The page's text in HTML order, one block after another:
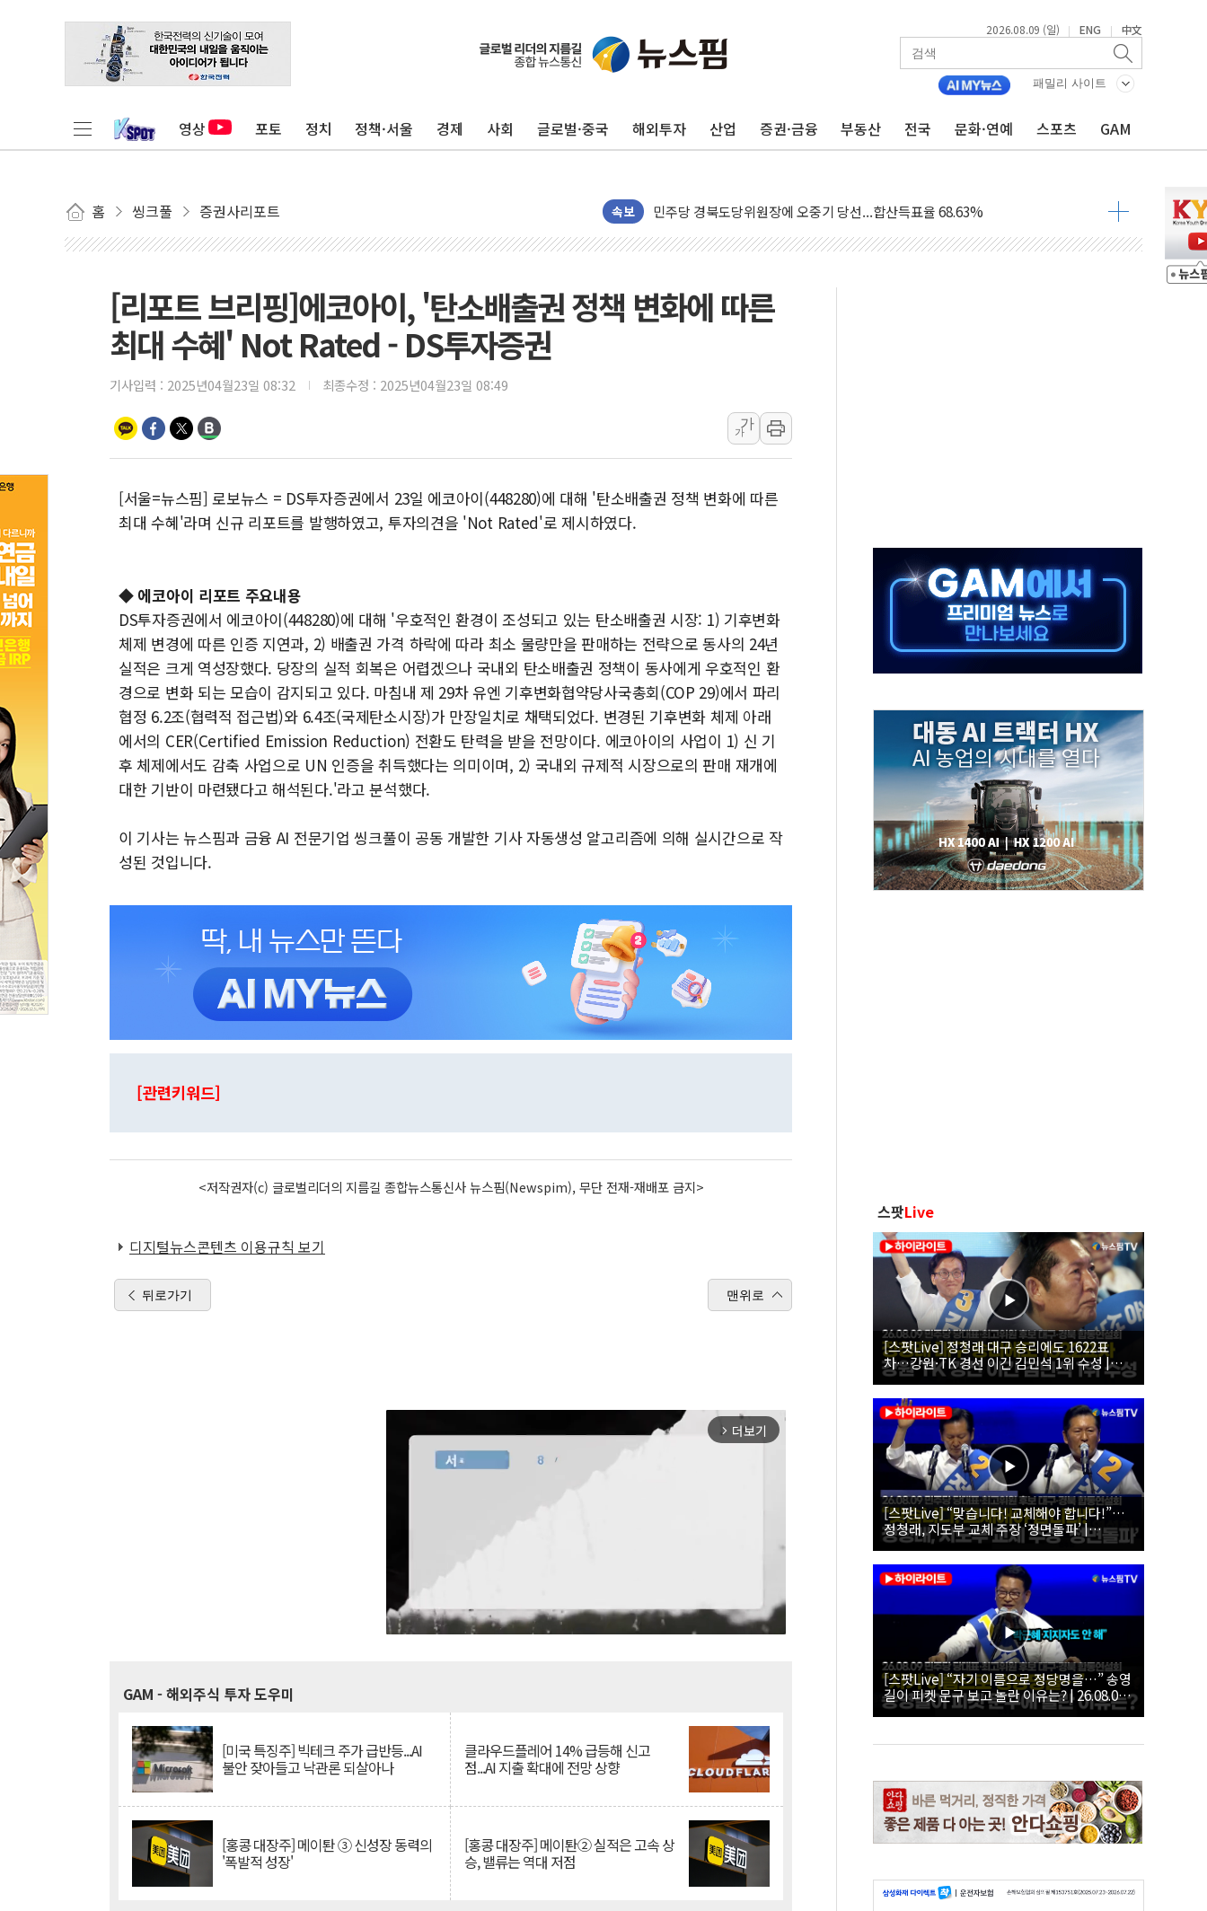
2026.08.09 (일) | ENG | 中文
패밀리 사이트
영상 포토 정치 정책·서울 경제 사회 글로벌·중국 해외투자 산업 증권·금융 부동산 전국 문화·연예 스포츠 GAM
홈 씽크풀 증권사리포트 속보
125mm 폭우 쏟아진 울진...'두천~하당'·'올미골교' 차량 통행 선제 제한
포항 블루밸리 국가산단에 '철강 AI융합실증센터' 들어선다
상주 낙동강 선착장 하류서 50대 숨진 채 발견...경찰, 조사 중
민주당 경북도당위원장에 오중기 당선...합산득표율 68.63%
인천서 말다툼 중 어머니 살해 10대 구속…범행 후 반려견도 죽여
[속보] 민주, 강원·대구·경북 경선 결과...김민석 48.54% 정청래 44.40%
[속보] 민주, 경북 경선 결과 발표...김민석 47.37% 정청래 45.71% 송영길 6.92%
최태원, 노소영에 9440억 지급 확정되나…재상고 앞두고 막판 셈법
병무청, 보충역 전면 손질… 예술·체육요원 최대 33% 감축
윤준병·이해민 의원, '정부 특사'로 콜롬비아 대통령 취임식 참석
'호우·산사태 주의보' 울진 시간당 30mm 강한 비...호우 피해 없어
[리포트 브리핑]에코아이, '탄소배출권 정책 변화에 따른
최대 수혜' Not Rated - DS투자증권
기사입력 : 2025년04월23일 08:32 최종수정 : 2025년04월23일 08:49
가
가
[서울=뉴스핌] 로보뉴스 = DS투자증권에서 23일 에코아이(448280)에 대해 '탄소배출권 정책 변화에 따른
최대 수혜'라며 신규 리포트를 발행하였고, 투자의견을 'Not Rated'로 제시하였다.
◆ 에코아이 리포트 주요내용
DS투자증권에서 에코아이(448280)에 대해 '우호적인 환경이 조성되고 있는 탄소배출권 시장: 1) 기후변화
체제 변경에 따른 인증 지연과, 2) 배출권 가격 하락에 따라 최소 물량만을 판매하는 전략으로 동사의 24년
실적은 크게 역성장했다. 당장의 실적 회복은 어렵겠으나 국내외 탄소배출권 정책이 동사에게 우호적인 환
경으로 변화 되는 모습이 감지되고 있다. 마침내 제 29차 유엔 기후변화협약당사국총회(COP 29)에서 파리
협정 6.2조(협력적 접근법)와 6.4조(국제탄소시장)가 만장일치로 채택되었다. 변경된 기후변화 체제 아래
에서의 CER(Certified Emission Reduction) 전환도 탄력을 받을 전망이다. 에코아이의 사업이 1) 신 기
후 체제에서도 감축 사업으로 UN 인증을 취득했다는 의미이며, 2) 국내외 규제적 시장으로의 판매 재개에
대한 기반이 마련됐다고 해석된다.'라고 분석했다.
이 기사는 뉴스핌과 금융 AI 전문기업 씽크풀이 공동 개발한 기사 자동생성 알고리즘에 의해 실시간으로 작
성된 것입니다.
[관련키워드]
<저작권자(c) 글로벌리더의 지름길 종합뉴스통신사 뉴스핌(Newspim), 무단 전재-재배포 금지>
디지털뉴스콘텐츠 이용규칙 보기
뒤로가기 맨위로
arrow_forward_ios 더보기
GAM - 해외주식 투자 도우미
[미국 특징주] 빅테크 주가 급반등...AI
불안 잦아들고 낙관론 되살아나
클라우드플레어 14% 급등해 신고
점...AI 지출 확대에 전망 상향
[홍콩 대장주] 메이퇀 ③ 신성장 동력의
'폭발적 성장'
[홍콩 대장주] 메이퇀② 실적은 고속 상
승, 밸류는 역대 저점
스팟Live
[스팟Live] 정청래 대구 승리에도 1622표
차…강원·TK 경선 이긴 김민석 1위 수성 |
26.08.09 더불어민주당 당대표·최고위원 후
보 대구·경북 합동연설회
[스팟Live] “맞습니다! 교체해야 합니다!”…
정청래, 지도부 교체 주장 ‘정면돌파’ |
26.08.09 더불어민주당 당대표·최고위원 후
보 대구·경북 합동연설회
[스팟Live] “자기 이름으로 정당명을…” 송영
길이 피켓 문구 보고 놀란 이유는? | 26.08.09
더불어민주당 당대표·최고위원 후보 대구·경